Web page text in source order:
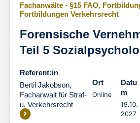
Fachanwälte - §15 FAO,
Fortbildungen Verkehrsrecht
Forensische
Teil 5
Referent:in
Bertil Jakobson,
Fachanwalt für Straf-
u. Verkehrsrecht
Ort
Online
Datu
m
19.10.
2027